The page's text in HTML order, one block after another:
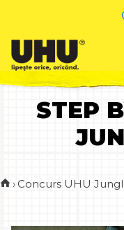
STEP
› Concurs UHU